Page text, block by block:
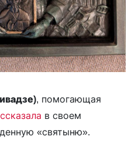
, помогающая
в своем
«святыню».